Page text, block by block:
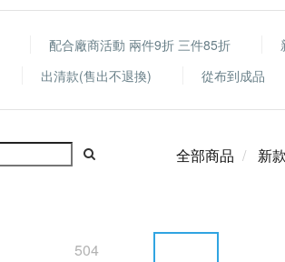
配合廠商活動 兩件9折 三件85折
出清款(售出不退換)
從布到成品
504
全部商品 新